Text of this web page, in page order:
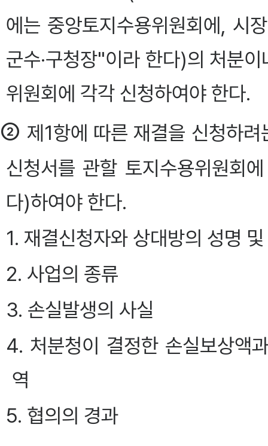
에는 중앙토지수용위원회에, 시
군수·구청장"이라 한다)의 처분
위원회에 각각 신청하여야 한다.
② 제1항에 따른 재결을 신청하
신청서를 관할 토지수용위원회
다)하여야 한다.
1. 재결신청자와 상대방의 성명
2. 사업의 종류
3. 손실발생의 사실
4. 처분청이 결정한 손실보상액
역
5. 협의의 경과